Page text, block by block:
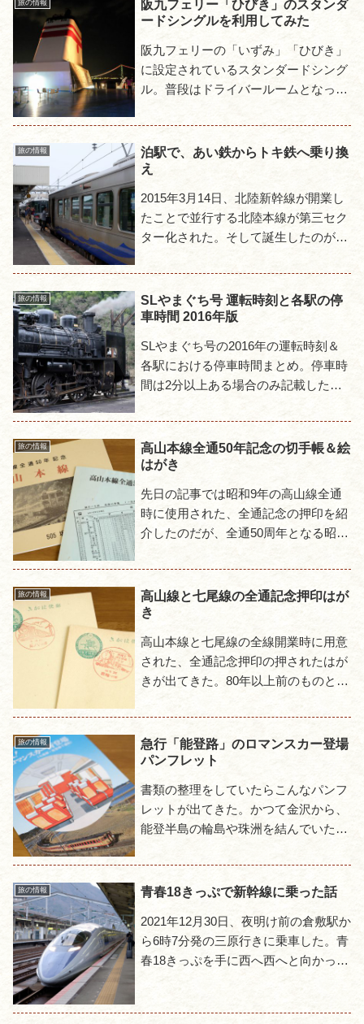
旅の情報
阪九フェリー「ひびき」のスタンダ
ードシングルを利用してみた
阪九フェリーの「いずみ」「ひびき」
に設定されているスタンダードシング
ル。普段はドライバールームとなって
一般にも開放されるので試しに利用し
てみた。乗船いずみ＆ひびきの部...
旅の情報
泊駅で、あい鉄からトキ鉄へ乗り換
え
2015年3月14日、北陸新幹線が開業し
たことで並行する北陸本線が第三セク
ター化された。そして誕生したのが
キメキ鉄道」という2社だが、両者を
またがって利用するほとんど...
旅の情報
SLやまぐち号 運転時刻と各駅の停
車時間 2016年版
SLやまぐち号の2016年の運転時刻＆
各駅における停車時間まとめ。停車時
間は2分以上ある場合のみ記載した。
うで、長時間停車は津和野行きの仁保
と地福のみだ。下り 津和野...
旅の情報
高山本線全通50年記念の切手帳＆絵
はがき
先日の記事では昭和9年の高山線全通
時に使用された、全通記念の押印を紹
介したのだが、全通50周年となる昭和
た。今回はその中から切手帳と絵はが
きのセットを紹介する。切手...
旅の情報
高山線と七尾線の全通記念押印はが
き
高山本線と七尾線の全線開業時に用意
された、全通記念押印の押されたはが
きが出てきた。80年以上前のものとあ
なく、絵はがき等ではなく普通のはが
きで、表も裏もまっさらの状態...
旅の情報
急行「能登路」のロマンスカー登場
パンフレット
書類の整理をしていたらこんなパンフ
レットが出てきた。かつて金沢から、
能登半島の輪島や珠洲を結んでいた急
した事を告知するものだ。国鉄がロマ
ンスカーという名称を使うのがち...
旅の情報 青春18きっぷで新幹線に乗った話
2021年12月30日、夜明け前の倉敷駅か
ら6時7分発の三原行きに乗車した。青
春18きっぷを手に西へ西へと向かって